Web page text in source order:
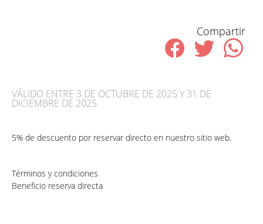
Compartir
VÁLIDO ENTRE 3 DE OCTUBRE DE 2025 Y 31 DE
DICIEMBRE DE 2025
5% de descuento por reservar directo en nuestro sitio web.
Términos y condiciones
Beneficio reserva directa